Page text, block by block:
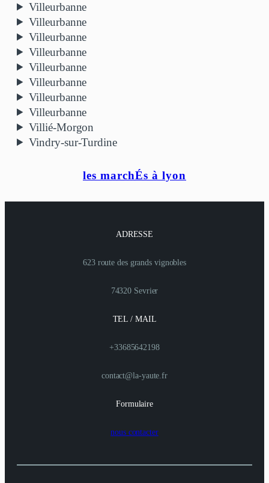
Villeurbanne
Villeurbanne
Villeurbanne
Villeurbanne
Villeurbanne
Villeurbanne
Villeurbanne
Villeurbanne
Villié-Morgon
Vindry-sur-Turdine
les marchÉs à lyon
ADRESSE
623 route des grands vignobles
74320 Sevrier
TEL / MAIL
+33685642198
contact@la-yaute.fr
Formulaire
nous contacter